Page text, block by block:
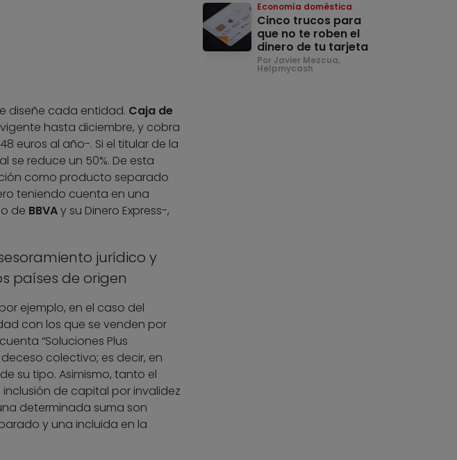
diseñe cada entidad. Caja de
hasta diciembre, y cobra
euros al año-. Si el titular de la
se reduce un 50%. De esta
como producto separado
teniendo cuenta en una
de BBVAy su Dinero Express-,
jurídico y
países de origen
ejemplo, en el caso del
con los que se venden por
“Soluciones Plus
colectivo; es decir, en
su tipo. Asimismo, tanto el
de capital por invalidez
determinada suma son
y una incluida en la
Economía doméstica
Cinco trucos para
que no te roben el
dinero de tu tarjeta
Por Javier Mezcua,
Helpmycash